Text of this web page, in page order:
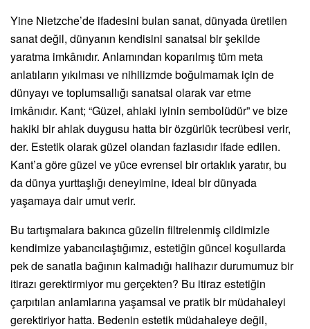
Yine Nietzche’de ifadesini bulan sanat, dünyada üretilen
sanat değil, dünyanın kendisini sanatsal bir şekilde
yaratma imkânıdır. Anlamından koparılmış tüm meta
anlatıların yıkılması ve nihilizmde boğulmamak için de
dünyayı ve toplumsallığı sanatsal olarak var etme
imkânıdır. Kant; “Güzel, ahlaki iyinin sembolüdür” ve bize
hakiki bir ahlak duygusu hatta bir özgürlük tecrübesi verir,
der. Estetik olarak güzel olandan fazlasıdır ifade edilen.
Kant’a göre güzel ve yüce evrensel bir ortaklık yaratır, bu
da dünya yurttaşlığı deneyimine, ideal bir dünyada
yaşamaya dair umut verir.
Bu tartışmalara bakınca güzelin filtrelenmiş cildimizle
kendimize yabancılaştığımız, estetiğin güncel koşullarda
pek de sanatla bağının kalmadığı halihazır durumumuz bir
itirazı gerektirmiyor mu gerçekten? Bu itiraz estetiğin
çarpıtılan anlamlarına yaşamsal ve pratik bir müdahaleyi
gerektiriyor hatta. Bedenin estetik müdahaleye değil,